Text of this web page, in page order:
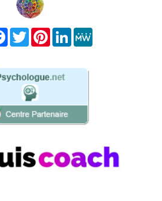
FacebookTwitterPinterest
LinkedIn